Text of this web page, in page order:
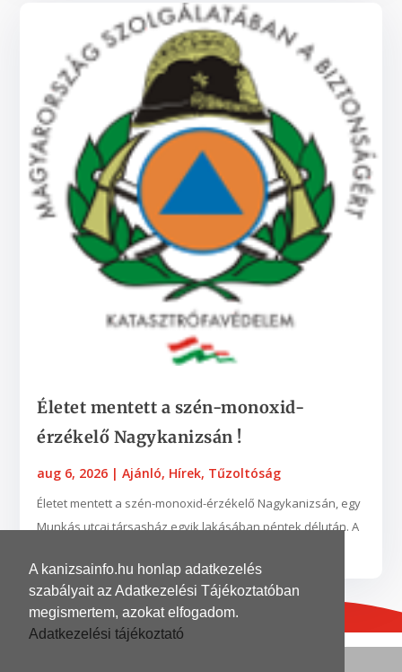
A kanizsainfo.hu honlap adatkezelés
szabályait az Adatkezelési Tájékoztatóban
megismertem, azokat elfogadom.
Adatkezelési tájékoztató
Életet mentett a szén-monoxid-
érzékelő Nagykanizsán !
aug 6, 2026 |Ajánló, Hírek, Tűzoltóság
Életet mentett a szén-monoxid-érzékelő Nagykanizsán, egy
Munkás utcai társasház egyik lakásában péntek délután. A